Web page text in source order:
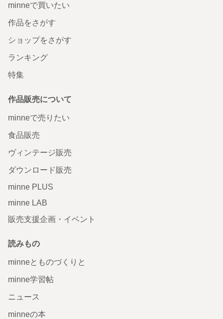
minneで買いたい
作品をさがす
ショップをさがす
ランキング
特集
作品販売について
minneで売りたい
食品販売
ヴィンテージ販売
ダウンロード販売
minne PLUS
minne LAB
販売支援企画・イベント
読みもの
minneとものづくりと
minne学習帖
ニュース
minneの本